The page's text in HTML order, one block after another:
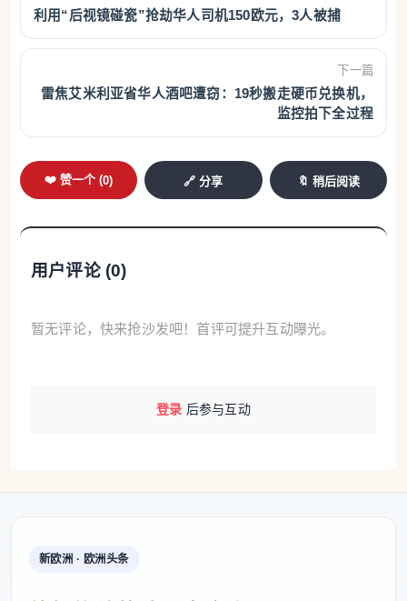
初步调查：汽车疑似在超车时碰撞自行车
事故发生后，普拉托市警察迅速赶到现场展开调查和
根据警方初步重建的事故经过，当时涉事汽车和自行
的同样是一名华人男子。在行驶过程中，汽车侧面疑
面滑行数米。
目前警方仍在进一步核实事故发生时双方的具体位
利用“后视镜碰瓷”抢劫华人司机150欧元，3人被捕
下一篇
雷焦艾米利亚省华人酒吧遭窃：19秒搬走硬币兑换机，
监控拍下全过程
❤️ 赞一个 (0) 🔗 分享 🔖 稍后阅读
用户评论 (0)
暂无评论，快来抢沙发吧！首评可提升互动曝光。
登录 后参与互动
新欧洲 · 欧洲头条